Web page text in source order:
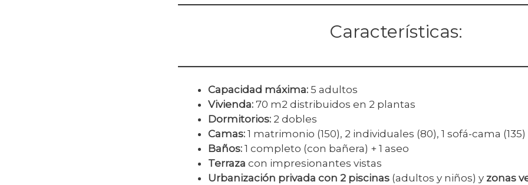
Características:
Capacidad máxima: 5 adultos
Vivienda: 70 m2 distribuidos en 2 plantas
Dormitorios: 2 dobles
Camas: 1 matrimonio (150), 2 individuales (80), 1 sofá-cama (135)
Baños: 1 completo (con bañera) + 1 aseo
Terraza con impresionantes vistas
Urbanización privada con 2 piscinas (adultos y niños) y zonas